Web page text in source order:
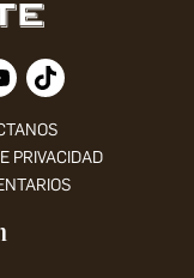
PRIVACIDAD